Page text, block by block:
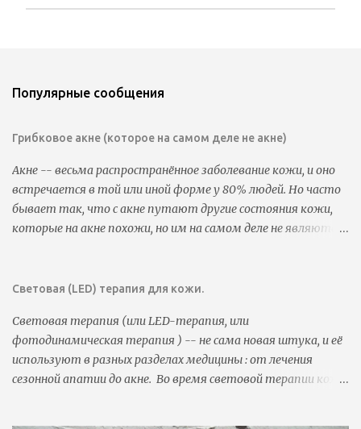
а
т
о
м
м
н
и
Популярные сообщения
Грибковое акне (которое на самом деле не акне)
Акне -- весьма распространённое заболевание кожи, и оно
встречается в той или иной форме у 80% людей. Но часто
бывает так, что с акне путают другие состояния кожи,
которые на акне похожи, но им на самом деле не являются.
результата нет. Такое может случиться из-за того, что
логично, что эти средства не помогают. Иногда при этом
состоянии используют антиакне-средства, которые
делают только хуже. Так, например, с акне путают
розацеа, простые раздражения, милиумы, но чаще всего с
Световая (LED) терапия для кожи.
Световая терапия (или LED-терапия, или
фотодинамическая терапия ) -- не сама новая штука, и её
используют в разных разделах медицины : от лечения
сезонной апатии до акне. Во время световой терапии кожа